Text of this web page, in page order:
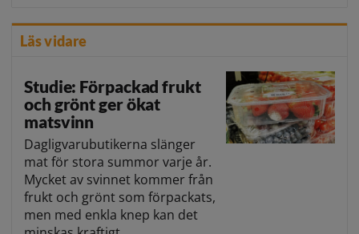
Läs vidare
Studie: Förpackad frukt
och grönt ger ökat
matsvinn
Dagligvarubutikerna slänger
mat för stora summor varje år.
Mycket av svinnet kommer från
frukt och grönt som förpackats,
men med enkla knep kan det